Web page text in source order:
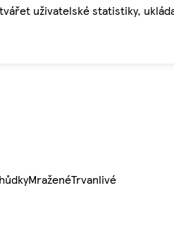
uživatelské statistiky,
MraženéTrvanlivé